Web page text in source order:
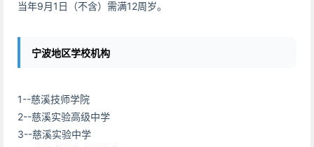
当年9月1日（不含）需满12周岁。
宁波地区学校机构
1--慈溪技师学院
2--慈溪实验高级中学
3--慈溪实验中学